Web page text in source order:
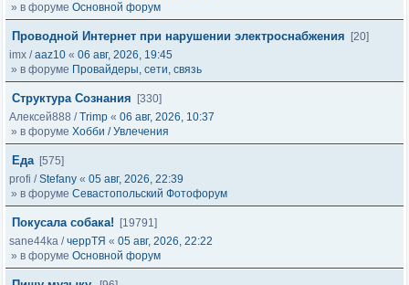
» в форуме Основной форум
Проводной Интернет при нарушении электроснабжения
[20]
imx /aaz10 « 06 авг, 2026, 19:45
» в форуме Провайдеры, сети, связь
Структура Сознания
[330]
Алексей888 /Trimp « 06 авг, 2026, 10:37
» в форуме Хобби / Увлечения
Еда [575]
profi /Stefany « 05 авг, 2026, 22:39
» в форуме Севастопольский Фотофорум
Покусала собака!
[19791]
sane44ka /черрТЯ « 05 авг, 2026, 22:22
» в форуме Основной форум